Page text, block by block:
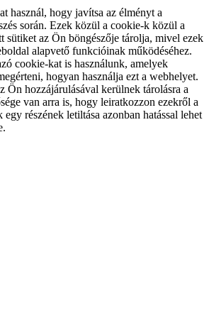
használ, hogy javítsa az élményt a
során. Ezek közül a cookie-k közül a
sütiket az Ön böngészője tárolja, mivel ezek
alapvető funkcióinak működéséhez.
cookie-kat is használunk, amelyek
hogyan használja ezt a webhelyet.
Ön hozzájárulásával kerülnek tárolásra a
van arra is, hogy leiratkozzon ezekről a
részének letiltása azonban hatással lehet